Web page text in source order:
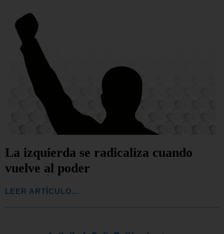
La izquierda se radicaliza cuando
vuelve al poder
LEER ARTÍCULO...